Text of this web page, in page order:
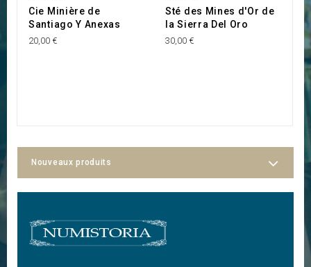
Cie Minière de
Santiago Y Anexas
20,00 €
Sté des Mines d'Or de
la Sierra Del Oro
30,00 €
Nouveaux produits